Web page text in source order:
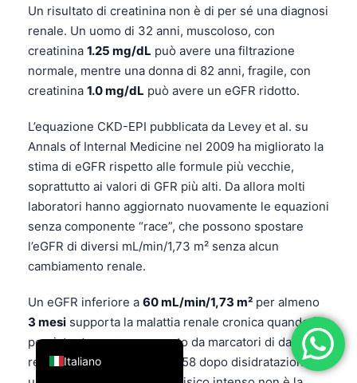
Un risultato di creatinina non è di per sé una diagnosi
renale. Un uomo di 32 anni, muscoloso, con
creatinina 1.25 mg/dL può avere una filtrazione
normale, mentre una donna di 82 anni, fragile, con
creatinina 1.0 mg/dL può avere un eGFR ridotto.
L’equazione CKD-EPI pubblicata da Levey et al. su
Annals of Internal Medicine nel 2009 ha migliorato la
stima di eGFR rispetto alle formule più vecchie,
soprattutto ai valori di GFR più alti. Da allora molti
laboratori hanno aggiornato nuovamente le equazioni
senza componente “race”, che possono spostare
l’eGFR di diversi mL/min/1,73 m² senza alcun
cambiamento renale.
Un eGFR inferiore a 60 mL/min/1,73 m² per almeno
3 mesi supporta la malattia renale cronica quando è
persistente o accompagnato da marcatori di danno
renale. Un singolo eGFR di 58 dopo disidratazione,
Italiano
English
Deutsch
Français
עִבְרִית
Español
Ελληνικά
Türkçe
Română
简体中文
فارسی
Български